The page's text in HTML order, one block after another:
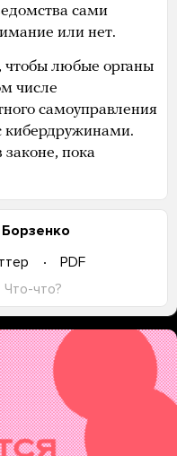
сами
или нет.
чтобы любые органы
числе
самоуправления
кибердружинами.
законе, пока
PDF
Что-что?